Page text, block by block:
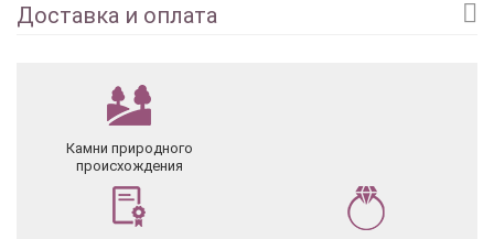
Доставка и оплата
Камни природного
происхождения